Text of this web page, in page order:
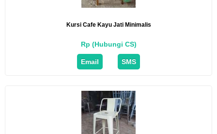
Kursi Cafe Kayu Jati Minimalis
Rp (Hubungi CS)
Email SMS